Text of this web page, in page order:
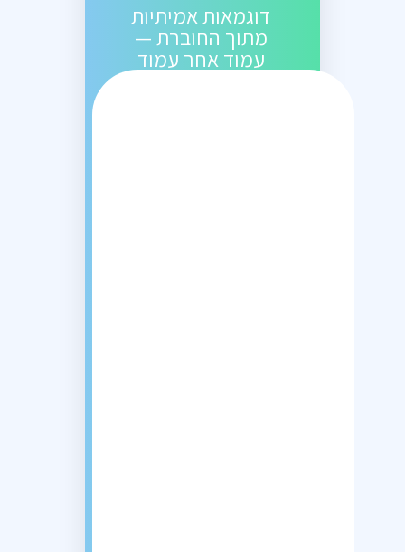
דוגמאות אמיתיות
מתוך החוברת —
עמוד אחר עמוד